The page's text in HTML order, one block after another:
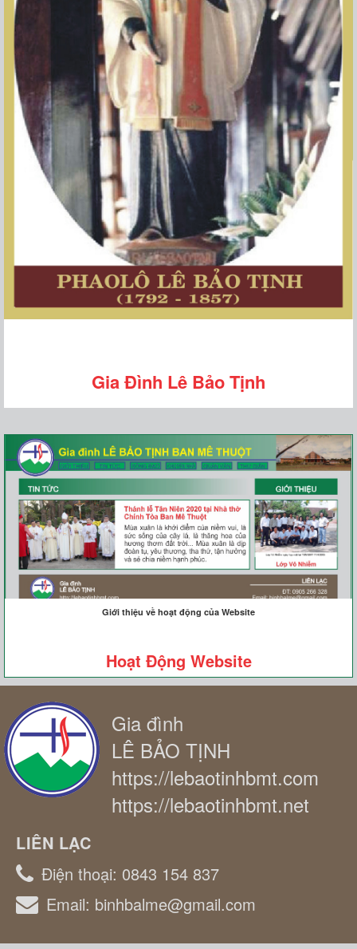
Gia Đình Lê Bảo Tịnh
Giới thiệu về hoạt động của Website
Hoạt Động Website
Gia đình
LÊ BẢO TỊNH
https://lebaotinhbmt.com
https://lebaotinhbmt.net
LIÊN LẠC
Điện thoại: 0843 154 837
Email: binhbalme@gmail.com